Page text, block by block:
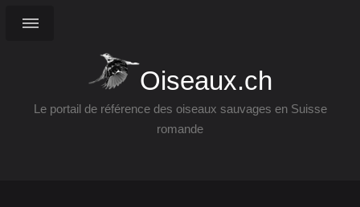
Oiseaux.ch
Le portail de référence des oiseaux sauvages en Suisse
romande